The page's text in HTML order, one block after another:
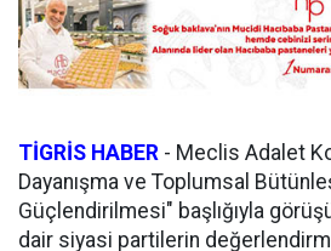
TİGRİS HABER - Meclis Adalet
Dayanışma ve Toplumsal
Güçlendirilmesi" başlığıyla
dair siyasi partilerin